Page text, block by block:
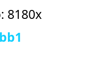
8180x